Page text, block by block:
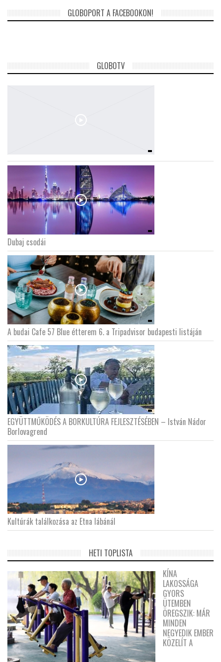
GLOBOPORT A FACEBOOKON!
GLOBOTV
Dubaj csodái
A budai Cafe 57 Blue étterem 6. a Tripadvisor budapesti listáján
EGYÜTTMŰKÖDÉS A BORKULTÚRA FEJLESZTÉSÉBEN – István Nádor
Borlovagrend
Kultúrák találkozása az Etna lábánál
HETI TOPLISTA
KÍNA
LAKOSSÁGA
GYORS
ÜTEMBEN
ÖREGSZIK: MÁR
MINDEN
NEGYEDIK EMBER
KÖZELÍT A